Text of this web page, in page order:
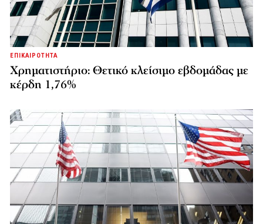
ΕΠΙΚΑΙΡΟΤΗΤΑ
Χρηματιστήριο: Θετικό κλείσιμο εβδομάδας με
κέρδη 1,76%